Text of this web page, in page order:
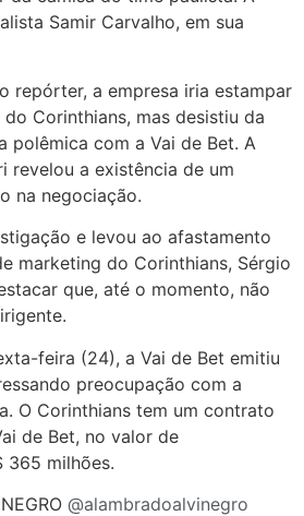
Samir Carvalho, em sua
repórter, a empresa iria estampar
Corinthians, mas desistiu da
polêmica com a Vai de Bet. A
revelou a existência de um
na negociação.
e levou ao afastamento
marketing do Corinthians, Sérgio
que, até o momento, não
feira (24), a Vai de Bet emitiu
preocupação com a
O Corinthians tem um contrato
de Bet, no valor de
365 milhões.
@alambradoalvinegro